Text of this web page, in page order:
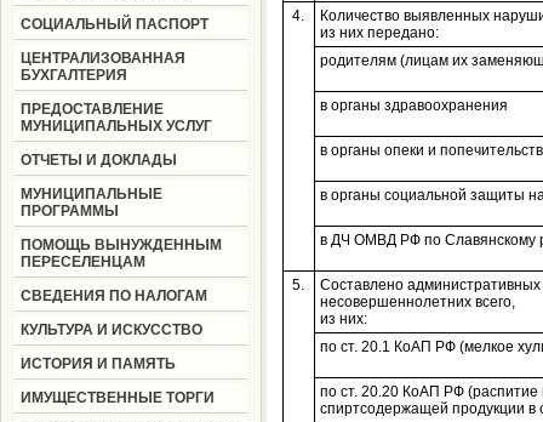
СОЦИАЛЬНЫЙ ПАСПОРТ
ЦЕНТРАЛИЗОВАННАЯ
БУХГАЛТЕРИЯ
ПРЕДОСТАВЛЕНИЕ
МУНИЦИПАЛЬНЫХ УСЛУГ
ОТЧЕТЫ И ДОКЛАДЫ
МУНИЦИПАЛЬНЫЕ
ПРОГРАММЫ
ПОМОЩЬ ВЫНУЖДЕННЫМ
ПЕРЕСЕЛЕНЦАМ
СВЕДЕНИЯ ПО НАЛОГАМ
КУЛЬТУРА И ИСКУССТВО
ИСТОРИЯ И ПАМЯТЬ
ИМУЩЕСТВЕННЫЕ ТОРГИ
4.
Количество выявленных
из них передано:
родителям (лицам их
в органы здравоохранения
в органы опеки и
в органы социальной защиты
в ДЧ ОМВД РФ по Славянскому
5.
Составлено административных
несовершеннолетних всего,
из них:
по ст. 20.1 КоАП РФ (мелкое
по ст. 20.20 КоАП РФ (распитие
спиртсодержащей продукции в